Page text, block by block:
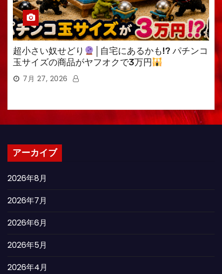
超小さい奴せどり
│自宅にあるかも!? パチンコ
玉サイズの商品がヤフオクで3万円
7月 27, 2026
アーカイブ
2026年8月
2026年7月
2026年6月
2026年5月
2026年4月